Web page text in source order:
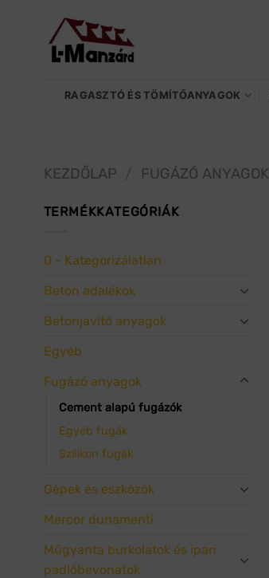
RAGASZTÓ ÉS TÖMÍTŐANYAGOK
KEZDŐLAP FUGÁZÓ ANYAGOK
TERMÉKKATEGÓRIÁK
0 - Kategorizálatlan
Beton adalékok
Betonjavító anyagok
Egyéb
Fugázó anyagok
Cement alapú fugázók
Egyéb fugák
Szilikon fugák
Gépek és eszközök
Mercor dunamenti
Műgyanta burkolatok és ipari
padlóbevonatok